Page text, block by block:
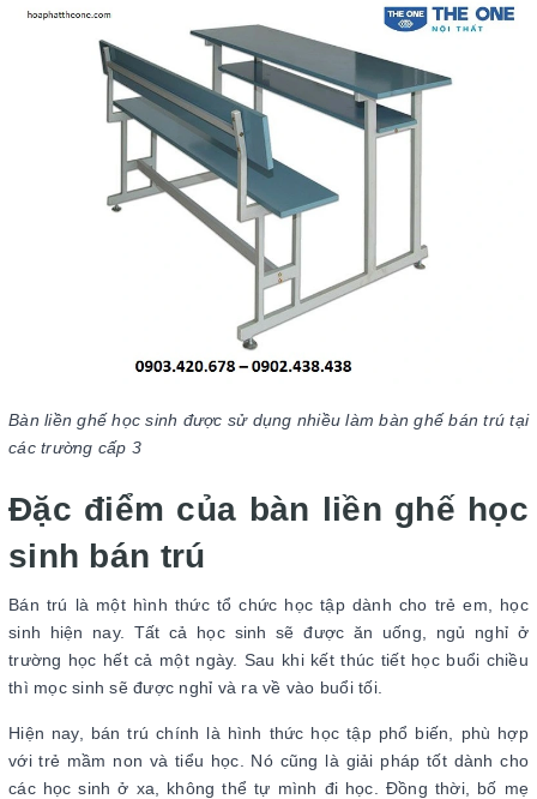
Bàn liền ghế học sinh được sử dụng nhiều làm bàn ghế bán trú tại
các trường cấp 3
Đặc điểm của bàn liền ghế học
sinh bán trú
Bán trú là một hình thức tổ chức học tập dành cho trẻ em, học
sinh hiện nay. Tất cả học sinh sẽ được ăn uống, ngủ nghỉ ở
trường học hết cả một ngày. Sau khi kết thúc tiết học buổi chiều
thì mọc sinh sẽ được nghỉ và ra về vào buổi tối.
Hiện nay, bán trú chính là hình thức học tập phổ biến, phù hợp
với trẻ mầm non và tiểu học. Nó cũng là giải pháp tốt dành cho
các học sinh ở xa, không thể tự mình đi học. Đồng thời, bố mẹ